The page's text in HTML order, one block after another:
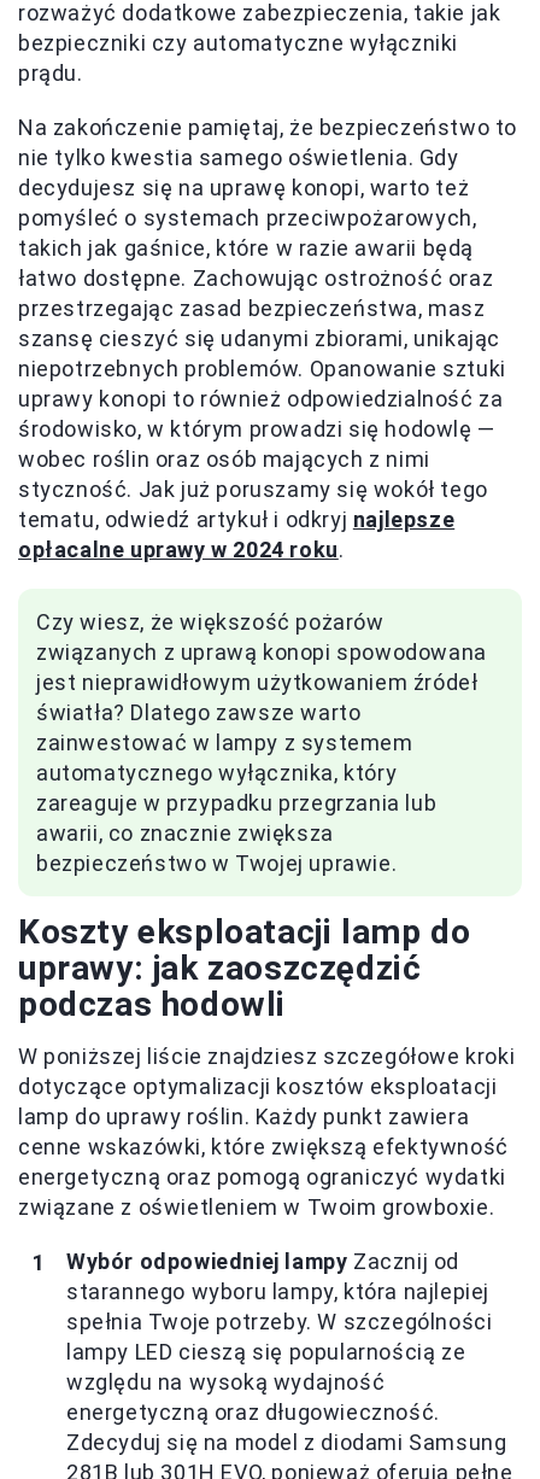
rozważyć dodatkowe zabezpieczenia, takie jak
bezpieczniki czy automatyczne wyłączniki
prądu.
Na zakończenie pamiętaj, że bezpieczeństwo to
nie tylko kwestia samego oświetlenia. Gdy
decydujesz się na uprawę konopi, warto też
pomyśleć o systemach przeciwpożarowych,
takich jak gaśnice, które w razie awarii będą
łatwo dostępne. Zachowując ostrożność oraz
przestrzegając zasad bezpieczeństwa, masz
szansę cieszyć się udanymi zbiorami, unikając
niepotrzebnych problemów. Opanowanie sztuki
uprawy konopi to również odpowiedzialność za
środowisko, w którym prowadzi się hodowlę —
wobec roślin oraz osób mających z nimi
styczność. Jak już poruszamy się wokół tego
tematu, odwiedź artykuł i odkryj najlepsze
opłacalne uprawy w 2024 roku.
Czy wiesz, że większość pożarów
związanych z uprawą konopi spowodowana
jest nieprawidłowym użytkowaniem źródeł
światła? Dlatego zawsze warto
zainwestować w lampy z systemem
automatycznego wyłącznika, który
zareaguje w przypadku przegrzania lub
awarii, co znacznie zwiększa
bezpieczeństwo w Twojej uprawie.
Koszty eksploatacji lamp do
uprawy: jak zaoszczędzić
podczas hodowli
W poniższej liście znajdziesz szczegółowe kroki
dotyczące optymalizacji kosztów eksploatacji
lamp do uprawy roślin. Każdy punkt zawiera
cenne wskazówki, które zwiększą efektywność
energetyczną oraz pomogą ograniczyć wydatki
związane z oświetleniem w Twoim growboxie.
Wybór odpowiedniej lampy Zacznij od
starannego wyboru lampy, która najlepiej
spełnia Twoje potrzeby. W szczególności
lampy LED cieszą się popularnością ze
względu na wysoką wydajność
energetyczną oraz długowieczność.
Zdecyduj się na model z diodami Samsung
281B lub 301H EVO, ponieważ oferują pełne